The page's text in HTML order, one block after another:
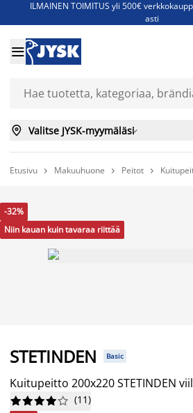
ILMAINEN TOIMITUS yli 500€
asti
Jenkkisänkyjä - Säästä jopa

 Valitse JYSK-myymäläsi
Etusivu  Makuuhuone  Peitot 
-32%
Niin kauan kuin tavaraa riittää
STETINDEN Basic
Kuitupeitto 200x220 STETINDEN





 (11)